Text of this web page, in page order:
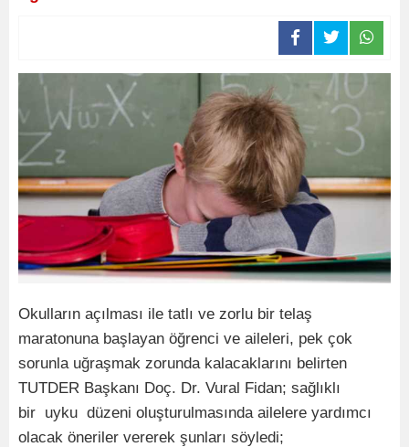
Okulların açılması ile tatlı ve zorlu bir telaş
maratonuna başlayan öğrenci ve aileleri, pek çok
sorunla uğraşmak zorunda kalacaklarını belirten
TUTDER Başkanı Doç. Dr. Vural Fidan; sağlıklı
bir uyku düzeni oluşturulmasında ailelere yardımcı
olacak öneriler vererek şunları söyledi;